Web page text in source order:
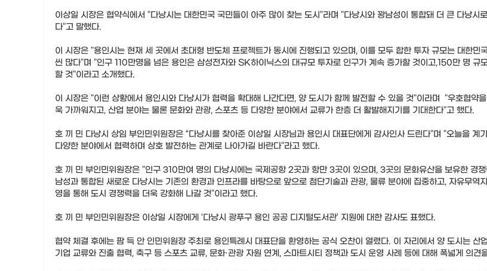
이상일 시장은 협약식에서 "다낭시는 대한민국 국민들이 아주 많이 찾는 도시"라며 "다낭시와 꽝남성이 통합돼 더 큰 다낭시
다"고 말했다.
이 시장은 "용인시는 현재 세 곳에서 초대형 반도체 프로젝트가 동시에 진행되고 있으며, 이를 모두 합한 투자 규모는 대한민
씬 많다"며 "인구 110만명을 넘은 용인은 삼성전자와 SK하이닉스의 대규모 투자로 인구가 계속 증가할 것이고,150만 명 규
할 것"이라고 소개했다.
이 시장은 "이런 상황에서 용인시와 다낭시가 협력을 확대해 나간다면, 양 도시가 함께 발전할 수 있을 것"이라며 "우호협약
욱 가까워지고, 산업 분야는 물론 문화와 관광, 스포츠 등 다양한 분야에서 교류가 한층 더 활발해지기를 기대한다"고 했다.
호 끼 민 다낭시 상임 부인민위원장은 “다낭시를 찾아준 이상일 시장님과 용인시 대표단에게 감사인사 드린다"며 "오늘을 계
다양한 분야에서 협력하며 상호 발전하는 관계로 나아가길 바란다"라고 했다.
호 끼 민 부인민위원장은 "인구 310만여 명의 다낭시에는 국제공항 2곳과 항만 3곳이 있으며, 3곳의 문화유산을 보유한 경
남성과 통합된 새로운 다낭시는 기존의 환경과 인프라를 바탕으로 앞으로 첨단기술과 관광, 물류 분야에 집중하고, 자유무역
영을 통해 도시 경쟁력을 더욱 강화해 나갈 것"이라고 했다.
호 끼 민 부인민위원장은 이상일 시장에게 ‘다낭시 광푸구 용인 공공 디지털도서관’ 지원에 대한 감사도 표했다.
협약 체결 후에는 팜 득 안 인민위원장 주최로 용인특례시 대표단을 환영하는 공식 오찬이 열렸다. 이 자리에서 양 도시는 산
기업 교류와 진출 협력, 축구 등 스포츠 교류, 문화·관광 자원 연계, 스마트시티 정책과 도시 운영 사례 등에 대해 폭넓게 의견